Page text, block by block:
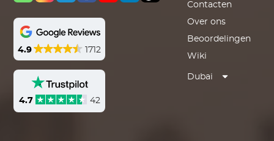
4.9 1712
4.7 42
Contacten
Over ons
Beoordelingen
Wiki
Dubai